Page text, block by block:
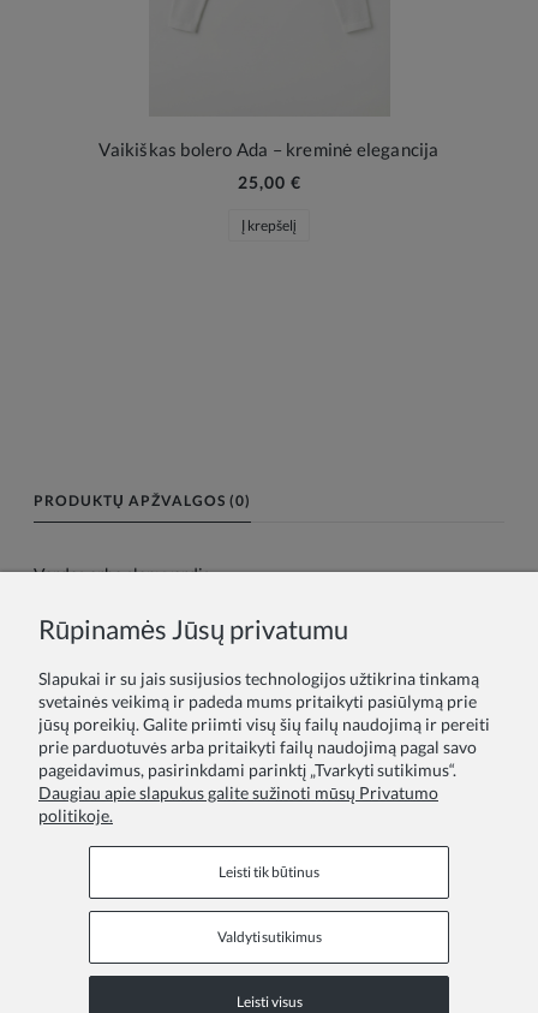
Vaikiškas bolero Ada – kreminė elegancija
25,00 €
Į krepšelį
PRODUKTŲ APŽVALGOS (0)
Vardas arba slapyvardis:
Rūpinamės Jūsų privatumu
Slapukai ir su jais susijusios technologijos užtikrina tinkamą
svetainės veikimą ir padeda mums pritaikyti pasiūlymą prie
jūsų poreikių. Galite priimti visų šių failų naudojimą ir pereiti
prie parduotuvės arba pritaikyti failų naudojimą pagal savo
pageidavimus, pasirinkdami parinktį „Tvarkyti sutikimus“.
Daugiau apie slapukus galite sužinoti mūsų Privatumo
politikoje.
Leisti tik būtinus
Valdyti sutikimus
Leisti visus